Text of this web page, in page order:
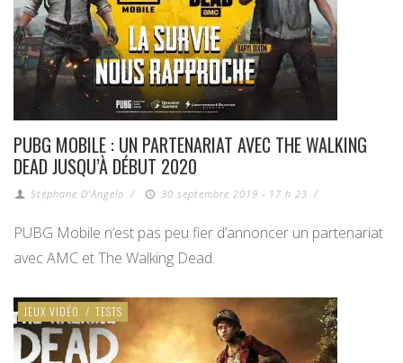
PUBG MOBILE : UN PARTENARIAT AVEC THE WALKING
DEAD JUSQU’À DÉBUT 2020
Stéphane D'Angelo / 30 septembre 2019 - 17 h 23 /
PUBG Mobile n’est pas peu fier d’annoncer un partenariat
avec AMC et The Walking Dead.
JEUX VIDÉO / TESTS